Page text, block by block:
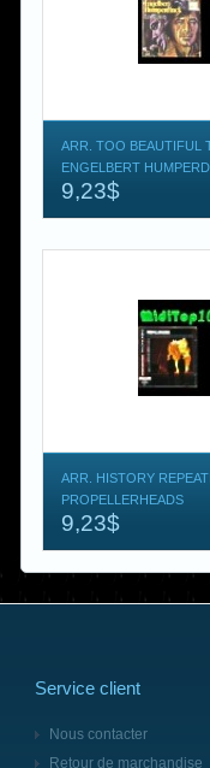
ARR. TOO BEAUTIFUL
ENGELBERT
9,23$
ARR. HISTORY
PROPELLERHEADS
9,23$
Service client
Nous contacter
Retour de marchandise